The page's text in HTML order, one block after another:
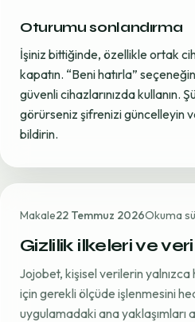
Oturumu sonlandırma
İşiniz bittiğinde, özellikle ortak
kapatın. “Beni hatırla”
güvenli cihazlarınızda kullanın.
görürseniz şifrenizi güncelleyin
bildirin.
Makale22 Temmuz 2026Okuma
Gizlilik ilkeleri ve veri
Jojobet, kişisel verilerin yalnızca
için gerekli ölçüde işlenmesini
uygulamadaki ana yaklaşımları